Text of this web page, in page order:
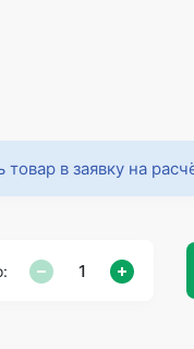
в заявку на